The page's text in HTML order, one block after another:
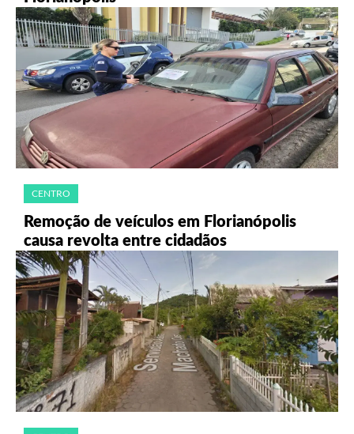
CENTRO
Remoção de veículos em Florianópolis
causa revolta entre cidadãos